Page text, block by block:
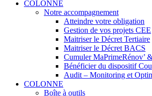
COLONNE
Notre accompagnement
Atteindre votre obligation
Gestion de vos projets CEE
Maitriser le Décret Tertiaire
Maitriser le Décret BACS
Cumuler MaPrimeRénov’
Bénéficier du dispositif
Audit – Monitoring et
COLONNE
Boîte à outils